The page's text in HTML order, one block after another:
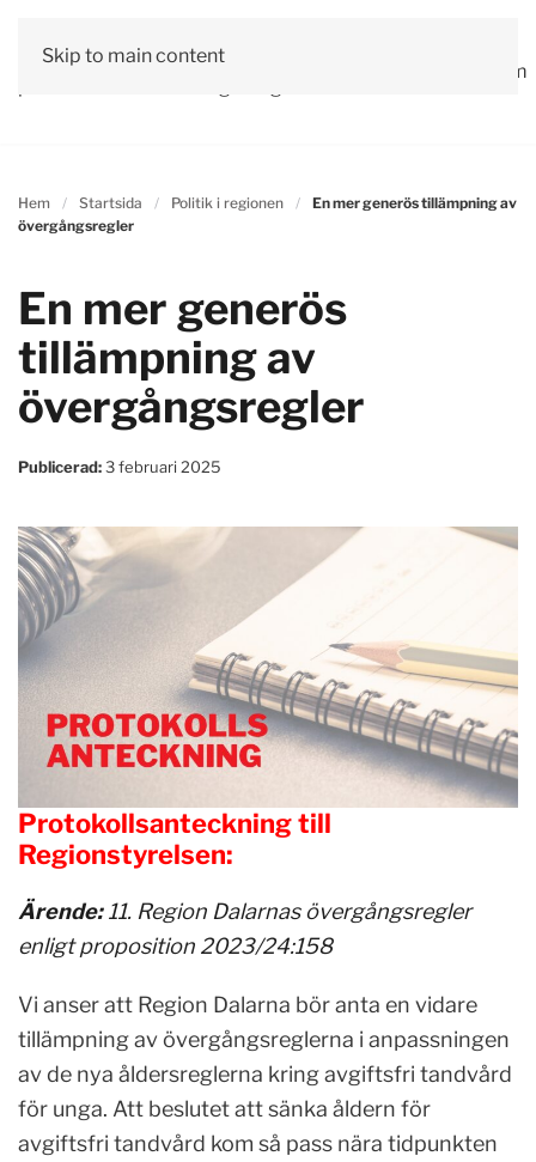
Skip to main content
Vår
Debatt
OmLäs våra
Valprogram
Hem Startsida Politik i regionen
En mer generös tillämpning av
övergångsregler
En mer generös
tillämpning av
övergångsregler
Publicerad:3 februari 2025
Protokollsanteckning till
Regionstyrelsen:
Ärende:11. Region Dalarnas övergångsregler
enligt proposition 2023/24:158
Vi anser att Region Dalarna bör anta en vidare
tillämpning av övergångsreglerna i anpassningen
av de nya åldersreglerna kring avgiftsfri tandvård
för unga. Att beslutet att sänka åldern för
avgiftsfri tandvård kom så pass nära tidpunkten